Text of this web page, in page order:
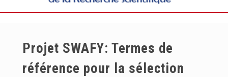
Projet SWAFY: Termes de
référence pour la sélection